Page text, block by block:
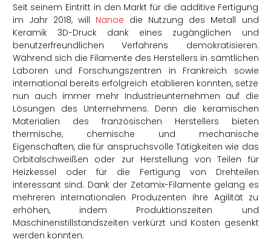
Seit seinem Eintritt in den Markt für die additive Fertigung
im Jahr 2018, will Nanoe die Nutzung des Metall und
Keramik 3D-Druck dank eines zugänglichen und
benutzerfreundlichen Verfahrens demokratisieren.
Während sich die Filamente des Herstellers in sämtlichen
Laboren und Forschungszentren in Frankreich sowie
international bereits erfolgreich etablieren konnten, setze
nun auch immer mehr Industrieunternehmen auf die
Lösungen des Unternehmens. Denn die keramischen
Materialien des französischen Herstellers bieten
thermische, chemische und mechanische
Eigenschaften, die für anspruchsvolle Tätigkeiten wie das
Orbitalschweißen oder zur Herstellung von Teilen für
Heizkessel oder für die Fertigung von Drehteilen
interessant sind. Dank der Zetamix-Filamente gelang es
mehreren internationalen Produzenten ihre Agilität zu
erhöhen, indem Produktionszeiten und
Maschinenstillstandszeiten verkürzt und Kosten gesenkt
werden konnten.